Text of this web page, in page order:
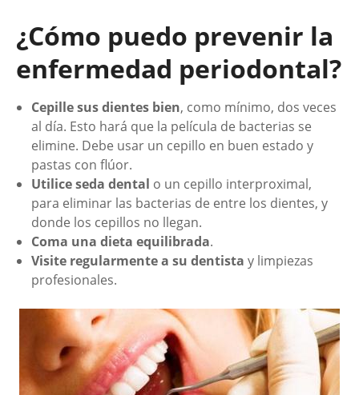
¿Cómo puedo prevenir la
enfermedad periodontal?
Cepille sus dientes bien, como mínimo, dos veces
al día. Esto hará que la película de bacterias se
elimine. Debe usar un cepillo en buen estado y
pastas con flúor.
Utilice seda dental o un cepillo interproximal,
para eliminar las bacterias de entre los dientes, y
donde los cepillos no llegan.
Coma una dieta equilibrada.
Visite regularmente a su dentista y limpiezas
profesionales.